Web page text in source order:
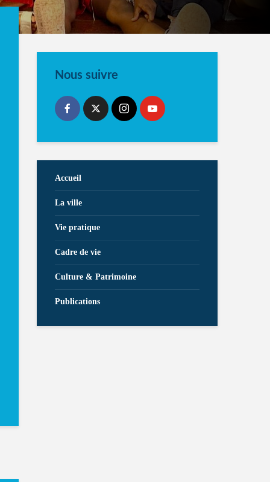
Nous suivre
Accueil
La ville
Vie pratique
Cadre de vie
Culture & Patrimoine
Publications